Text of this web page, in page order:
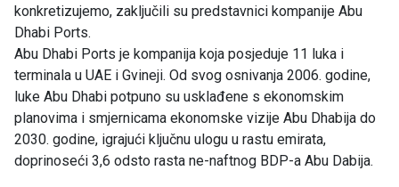
konkretizujemo, zaključili su predstavnici kompanije Abu
Dhabi Ports.
Abu Dhabi Ports je kompanija koja posjeduje 11 luka i
terminala u UAE i Gvineji. Od svog osnivanja 2006. godine,
luke Abu Dhabi potpuno su usklađene s ekonomskim
planovima i smjernicama ekonomske vizije Abu Dhabija do
2030. godine, igrajući ključnu ulogu u rastu emirata,
doprinoseći 3,6 odsto rasta ne-naftnog BDP-a Abu Dabija.